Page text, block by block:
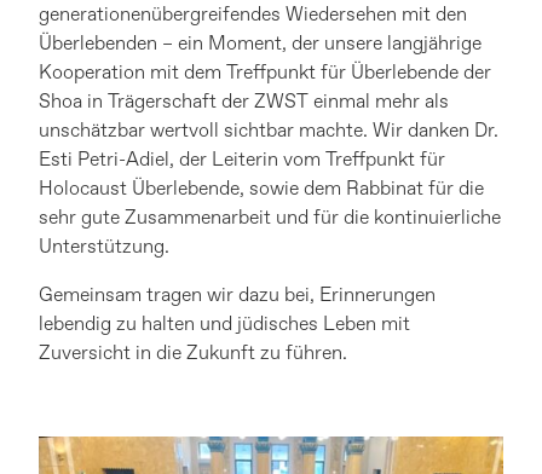
generationenübergreifendes Wiedersehen mit den
Überlebenden – ein Moment, der unsere langjährige
Kooperation mit dem Treffpunkt für Überlebende der
Shoa in Trägerschaft der ZWST einmal mehr als
unschätzbar wertvoll sichtbar machte. Wir danken Dr.
Esti Petri-Adiel, der Leiterin vom Treffpunkt für
Holocaust Überlebende, sowie dem Rabbinat für die
sehr gute Zusammenarbeit und für die kontinuierliche
Unterstützung.
Gemeinsam tragen wir dazu bei, Erinnerungen
lebendig zu halten und jüdisches Leben mit
Zuversicht in die Zukunft zu führen.